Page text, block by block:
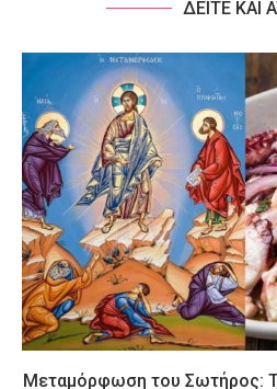
ΔΕΙΤΕ ΚΑΙ
Μεταμόρφωση του Σωτήρος: